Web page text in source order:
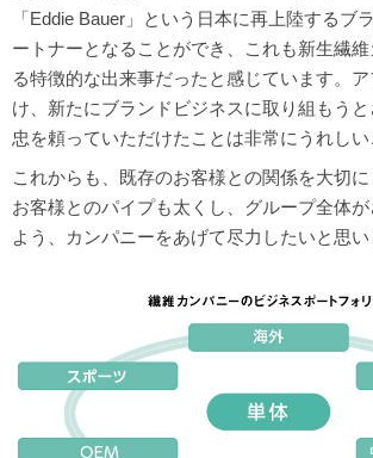
「Eddie Bauer」という日本に再上陸するブ
ートナーとなることができ、これも新生繊
る特徴的な出来事だったと感じています。
け、新たにブランドビジネスに取り組もう
忠を頼っていただけたことは非常にうれしい
これからも、既存のお客様との関係を大切
お客様とのパイプも太くし、グループ全体
よう、カンパニーをあげて尽力したいと思い